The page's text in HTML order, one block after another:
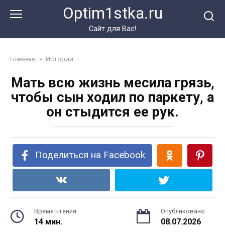
Optim1stka.ru
Сайт для Вас!
Главная » Истории
Мать всю жизнь месила грязь,
чтобы сын ходил по паркету, а
он стыдится ее рук.
Поделиться на Facebook
Время чтения
14 мин.
Опубликовано
08.07.2026